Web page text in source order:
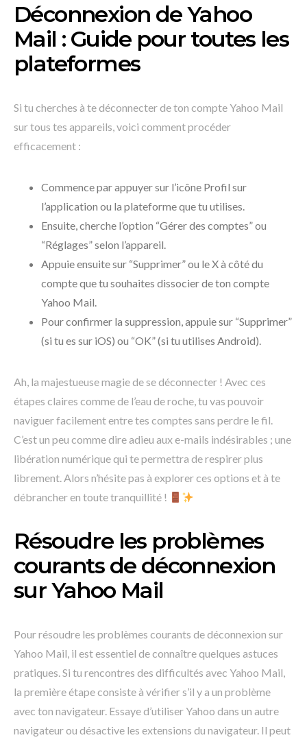
Déconnexion de Yahoo
Mail : Guide pour toutes les
plateformes
Si tu cherches à te déconnecter de ton compte Yahoo Mail
sur tous tes appareils, voici comment procéder
efficacement :
Commence par appuyer sur l’icône Profil sur
l’application ou la plateforme que tu utilises.
Ensuite, cherche l’option “Gérer des comptes” ou
“Réglages” selon l’appareil.
Appuie ensuite sur “Supprimer” ou le X à côté du
compte que tu souhaites dissocier de ton compte
Yahoo Mail.
Pour confirmer la suppression, appuie sur “Supprimer”
(si tu es sur iOS) ou “OK” (si tu utilises Android).
Ah, la majestueuse magie de se déconnecter ! Avec ces
étapes claires comme de l’eau de roche, tu vas pouvoir
naviguer facilement entre tes comptes sans perdre le fil.
C’est un peu comme dire adieu aux e-mails indésirables ; une
libération numérique qui te permettra de respirer plus
librement. Alors n’hésite pas à explorer ces options et à te
débrancher en toute tranquillité !
Résoudre les problèmes
courants de déconnexion
sur Yahoo Mail
Pour résoudre les problèmes courants de déconnexion sur
Yahoo Mail, il est essentiel de connaître quelques astuces
pratiques. Si tu rencontres des difficultés avec Yahoo Mail,
la première étape consiste à vérifier s’il y a un problème
avec ton navigateur. Essaye d’utiliser Yahoo dans un autre
navigateur ou désactive les extensions du navigateur. Il peut